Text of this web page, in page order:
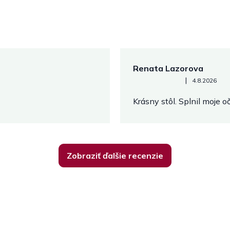
Renata Lazorova
Hodnotenie obchodu je 5 z
| 4.8.2026
Krásny stôl. Splnil moje
Zobraziť ďalšie recenzie